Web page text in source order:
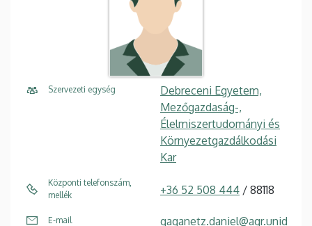
Szervezeti egység
Debreceni Egyetem,
Mezőgazdaság-,
Élelmiszertudományi és
Környezetgazdálkodási
Kar
Központi telefonszám,
mellék
+36 52 508 444 / 88118
E-mail
gaganetz.daniel@agr.unid